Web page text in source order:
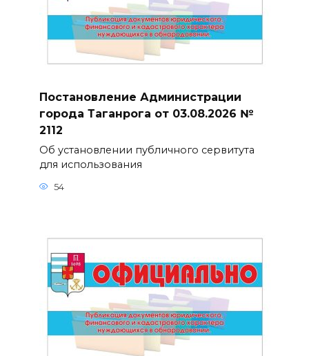
Постановление Администрации
города Таганрога от 03.08.2026 №
2112
Об установлении публичного сервитута
для использования
54